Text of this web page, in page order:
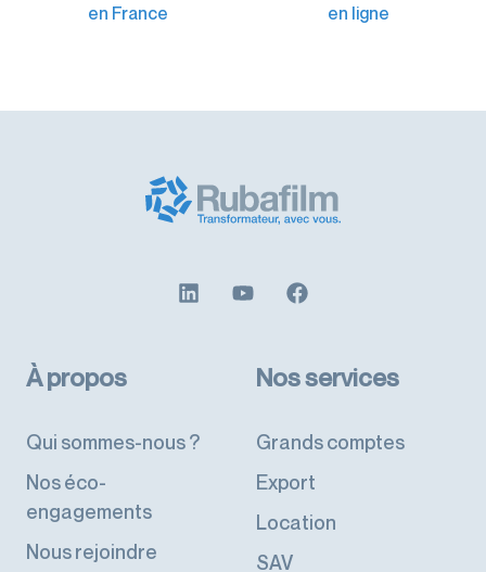
en France
en ligne
À propos
Qui sommes-nous ?
Nos éco-
engagements
Nous rejoindre
Nos services
Grands comptes
Export
Location
SAV